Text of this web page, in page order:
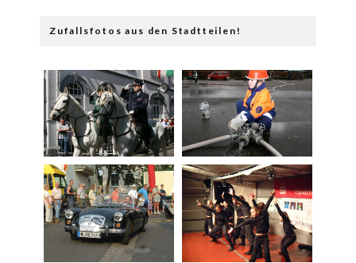
Zufallsfotos aus den Stadtteilen!